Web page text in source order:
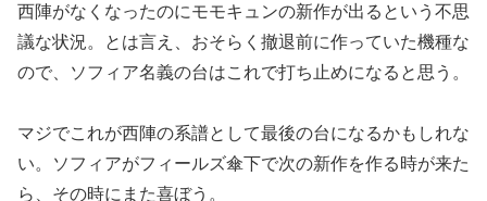
西陣がなくなったのにモモキュンの新作が出るという不思
議な状況。とは言え、おそらく撤退前に作っていた機種な
ので、ソフィア名義の台はこれで打ち止めになると思う。
マジでこれが西陣の系譜として最後の台になるかもしれな
い。ソフィアがフィールズ傘下で次の新作を作る時が来た
ら、その時にまた喜ぼう。